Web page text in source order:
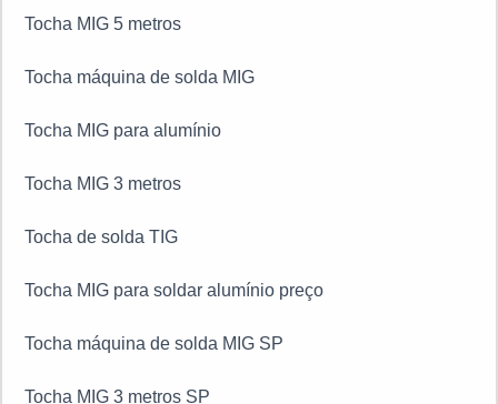
Tocha MIG 5 metros
Tocha máquina de solda MIG
Tocha MIG para alumínio
Tocha MIG 3 metros
Tocha de solda TIG
Tocha MIG para soldar alumínio preço
Tocha máquina de solda MIG SP
Tocha MIG 3 metros SP